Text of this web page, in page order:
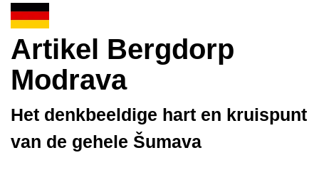
Artikel Bergdorp
Modrava
Het denkbeeldige hart en kruispunt
van de gehele Šumava